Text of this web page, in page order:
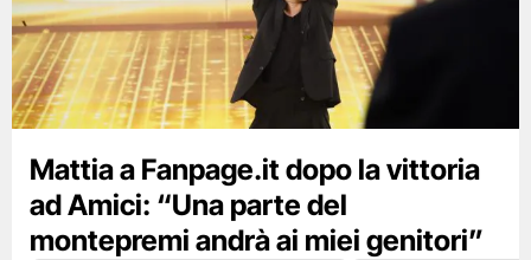
Mattia a Fanpage.it dopo la vittoria
ad Amici: “Una parte del
montepremi andrà ai miei genitori”